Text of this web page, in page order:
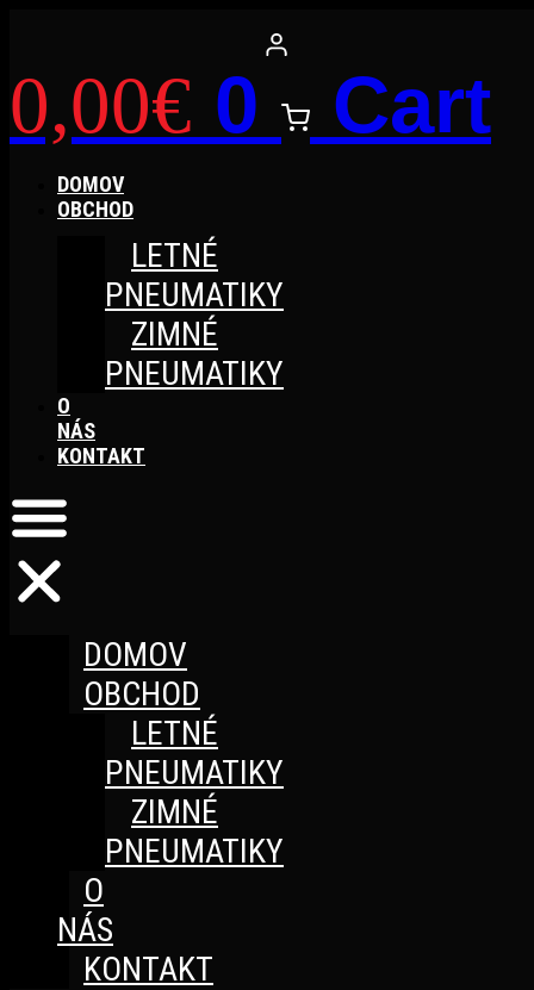
0,00€ 0 Cart
DOMOV
OBCHOD
LETNÉ
PNEUMATIKY
ZIMNÉ
PNEUMATIKY
O
NÁS
KONTAKT
DOMOV
OBCHOD
LETNÉ
PNEUMATIKY
ZIMNÉ
PNEUMATIKY
O
NÁS
KONTAKT